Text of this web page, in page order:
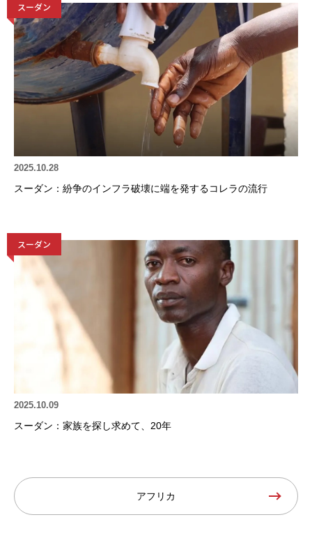
スーダン
2025.10.28
スーダン：紛争のインフラ破壊に端を発するコレラの流行
スーダン
2025.10.09
スーダン：家族を探し求めて、20年
アフリカ